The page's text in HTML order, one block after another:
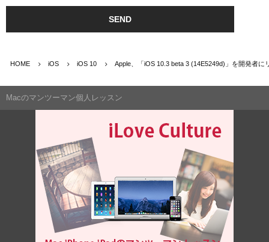
HOME iOS iOS 10 Apple、「iOS 10.3 beta 3 (14E5249d)」を開発者に
Macのマンツーマン個人レッスン